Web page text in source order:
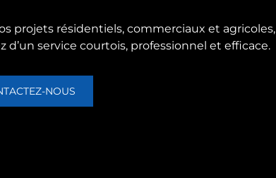
projets résidentiels, commerciaux et agricoles,
d’un service courtois, professionnel et efficace.
NOUS